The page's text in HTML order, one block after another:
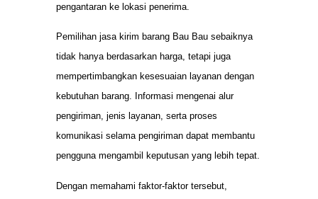
pengantaran ke lokasi penerima.
Pemilihan jasa kirim barang Bau Bau sebaiknya
tidak hanya berdasarkan harga, tetapi juga
mempertimbangkan kesesuaian layanan dengan
kebutuhan barang. Informasi mengenai alur
pengiriman, jenis layanan, serta proses
komunikasi selama pengiriman dapat membantu
pengguna mengambil keputusan yang lebih tepat.
Dengan memahami faktor-faktor tersebut,